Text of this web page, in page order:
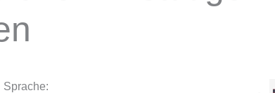
Sprache: